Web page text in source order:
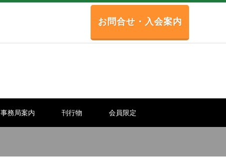
お問合せ・入会案内
事務局案内 刊行物 会員限定